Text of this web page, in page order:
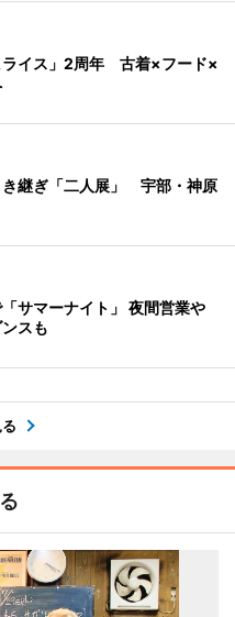
ライス」2周年 古着×フード×
き継ぎ「二人展」 宇部・神原
サマーナイト」 夜間営業や
スも